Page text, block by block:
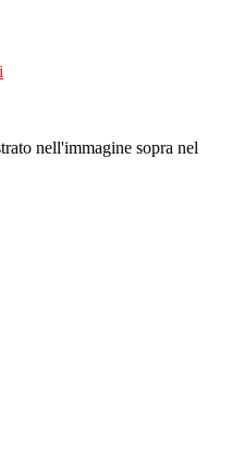
nell'immagine sopra nel